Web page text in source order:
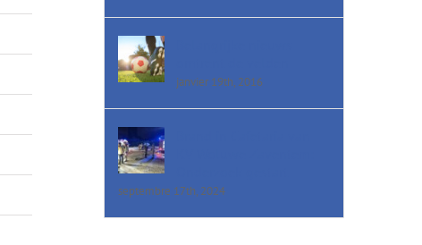
janvier 19th, 2016
septembre 17th, 2024